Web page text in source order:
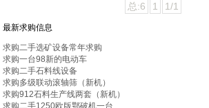
总:6 1 1/1
最新求购信息
求购二手选矿设备常年求购
求购一台98新的电动车
求购二手石料线设备
求购多级联动滚轴筛（新机）
求购912石料生产线两套（新机）
求购二手1250欧版鄂破机一台